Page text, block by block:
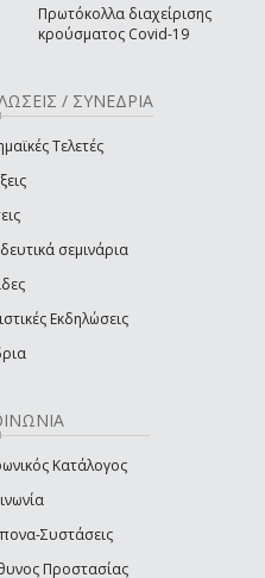
Πρωτόκολλα διαχείρισης
κρούσματος Covid-19
/ ΣΥΝΕΔΡΙΑ
Τελετές
σεμινάρια
Εκδηλώσεις
Κατάλογος
Συστάσεις
Προστασίας